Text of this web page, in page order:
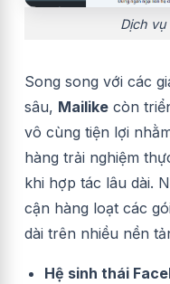
Dịch vụ
Song song với các
sâu, Mailike còn
vô cùng tiện lợi
hàng trải nghiệm
khi hợp tác lâu dài.
cận hàng loạt các
dài trên nhiều nền
Hệ sinh thái